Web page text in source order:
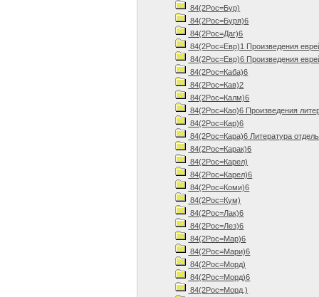
84(2Рос=Бур)
84(2Рос=Буря)6
84(2Рос=Даг)6
84(2Рос=Евр)1 Произведения
84(2Рос=Евр)6 Произведения
84(2Рос=Каба)6
84(2Рос=Кав)2
84(2Рос=Калм)6
84(2Рос=Као)6 Произведения
84(2Рос=Кар)6
84(2Рос=Кара)6 Литература
84(2Рос=Карак)6
84(2Рос=Карел)
84(2Рос=Карел)6
84(2Рос=Коми)6
84(2Рос=Кум)
84(2Рос=Лак)6
84(2Рос=Лез)6
84(2Рос=Мар)6
84(2Рос=Мари)6
84(2Рос=Морд)
84(2Рос=Морд)6
84(2Рос=Морд.)